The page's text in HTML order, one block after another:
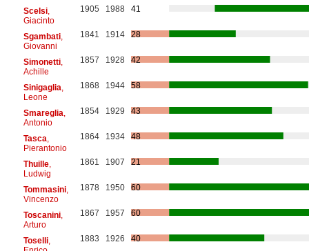
Scelsi,
Giacinto
1905 1988 41
Sgambati,
Giovanni
1841 1914 28
Simonetti,
Achille
1857 1928 42
Sinigaglia
Leone
1868 1944 58
Smareglia
Antonio
1854 1929 43
Tasca
Pierantonio
1864 1934 48
Thuille,
Ludwig
1861 1907 21
Tommasini,
Vincenzo
1878 1950 60
Toscanini,
Arturo
1867 1957 60
Toselli,
1883 1926 40